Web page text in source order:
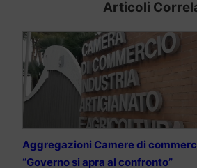
Articoli
Aggregazioni Camere di
“Governo si apra al confronto”